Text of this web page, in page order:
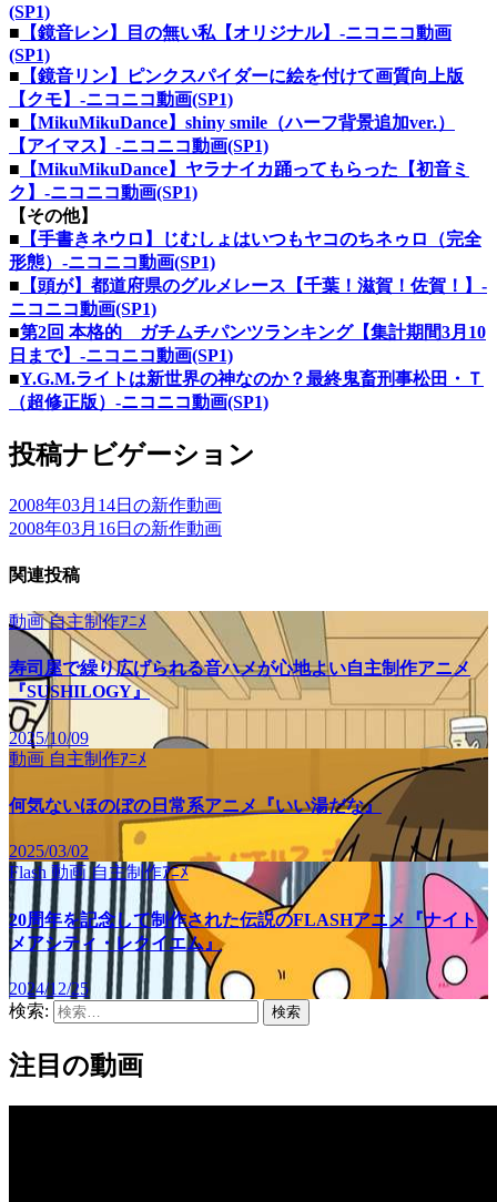
(SP1)
■ 【鏡音レン】目の無い私【オリジナル】‐ニコニコ動画
(SP1)
■ 【鏡音リン】ピンクスパイダーに絵を付けて画質向上版
【クモ】‐ニコニコ動画(SP1)
■ 【MikuMikuDance】shiny smile（ハーフ背景追加ver.）
【アイマス】‐ニコニコ動画(SP1)
■ 【MikuMikuDance】ヤラナイカ踊ってもらった【初音ミ
ク】‐ニコニコ動画(SP1)
【その他】
■ 【手書きネウロ】じむしょはいつもヤコのちネゥロ（完全
形態）‐ニコニコ動画(SP1)
■ 【頭が】都道府県のグルメレース【千葉！滋賀！佐賀！】‐
ニコニコ動画(SP1)
■第2回 本格的 ガチムチパンツランキング【集計期間3月10
日まで】‐ニコニコ動画(SP1)
■Y.G.M.ライトは新世界の神なのか？最終鬼畜刑事松田・Ｔ
（超修正版）‐ニコニコ動画(SP1)
投稿ナビゲーション
2008年03月14日の新作動画
2008年03月16日の新作動画
関連投稿
動画自主制作ｱﾆﾒ
寿司屋で繰り広げられる音ハメが心地よい自主制作アニメ
『SUSHILOGY』
2025/10/09
動画 自主制作ｱﾆﾒ
何気ないほのぼの日常系アニメ『いい湯だな』
2025/03/02
Flash 動画自主制作ｱﾆﾒ
20周年を記念して制作された伝説のFLASHアニメ『ナイト
メアシティ・レクイエム』
2024/12/25
検索:
注目の動画